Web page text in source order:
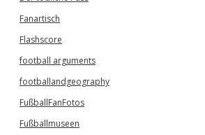
Fanartisch
Flashscore
football arguments
footballandgeography
FußballFanFotos
Fußballmuseen